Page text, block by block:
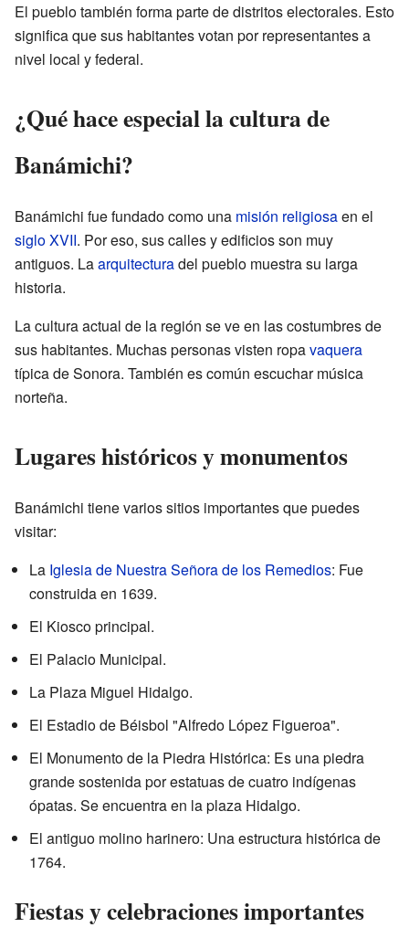
El pueblo también forma parte de distritos electorales. Esto
significa que sus habitantes votan por representantes a
nivel local y federal.
¿Qué hace especial la cultura de
Banámichi?
Banámichi fue fundado como una misión religiosaen el
siglo XVII. Por eso, sus calles y edificios son muy
antiguos. Laarquitecturadel pueblo muestra su larga
historia.
La cultura actual de la región se ve en las costumbres de
sus habitantes. Muchas personas visten ropavaquera
típica de Sonora. También es común escuchar música
norteña.
Lugares históricos y monumentos
Banámichi tiene varios sitios importantes que puedes
visitar:
La Iglesia de Nuestra Señora de los Remedios: Fue
construida en 1639.
El Kiosco principal.
El Palacio Municipal.
La Plaza Miguel Hidalgo.
El Estadio de Béisbol "Alfredo López Figueroa".
El Monumento de la Piedra Histórica: Es una piedra
grande sostenida por estatuas de cuatro indígenas
ópatas. Se encuentra en la plaza Hidalgo.
El antiguo molino harinero: Una estructura histórica de
1764.
Fiestas y celebraciones importantes